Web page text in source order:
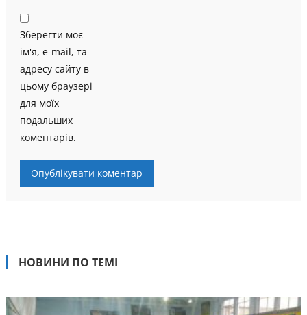
Зберегти моє
ім'я, e-mail, та
адресу сайту в
цьому браузері
для моїх
подальших
коментарів.
НОВИНИ ПО ТЕМІ